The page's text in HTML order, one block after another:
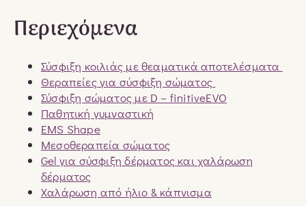
Περιεχόμενα
Σύσφιξη κοιλιάς με θεαματικά αποτελέσματα
Θεραπείες για σύσφιξη σώματος
Σύσφιξη σώματος με D – finitiveEVO
Παθητική γυμναστική
EMS Shape
Μεσοθεραπεία σώματος
Gel για σύσφιξη δέρματος και χαλάρωση
δέρματος
Χαλάρωση από ήλιο & κάπνισμα